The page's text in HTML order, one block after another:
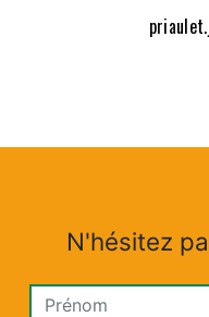
N'hésitez